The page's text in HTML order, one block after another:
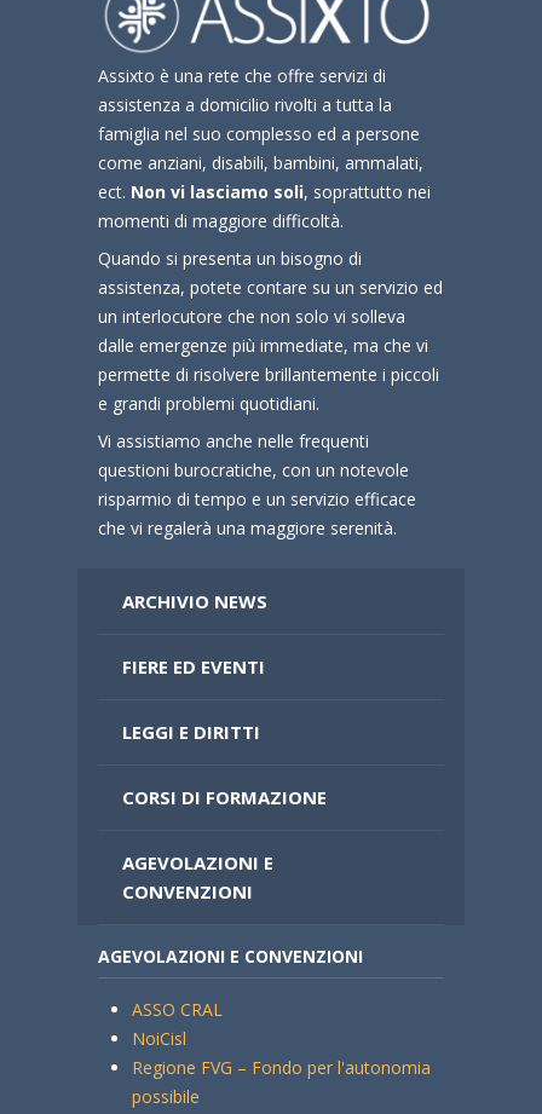
Assixto è una rete che offre servizi di
assistenza a domicilio rivolti a tutta la
famiglia nel suo complesso ed a persone
come anziani, disabili, bambini, ammalati,
ect. Non vi lasciamo soli, soprattutto nei
momenti di maggiore difficoltà.
Quando si presenta un bisogno di
assistenza, potete contare su un servizio ed
un interlocutore che non solo vi solleva
dalle emergenze più immediate, ma che vi
permette di risolvere brillantemente i piccoli
e grandi problemi quotidiani.
Vi assistiamo anche nelle frequenti
questioni burocratiche, con un notevole
risparmio di tempo e un servizio efficace
che vi regalerà una maggiore serenità.
ARCHIVIO NEWS
FIERE ED EVENTI
LEGGI E DIRITTI
CORSI DI FORMAZIONE
AGEVOLAZIONI E
CONVENZIONI
AGEVOLAZIONI E CONVENZIONI
ASSO CRAL
NoiCisl
Regione FVG – Fondo per l'autonomia
possibile